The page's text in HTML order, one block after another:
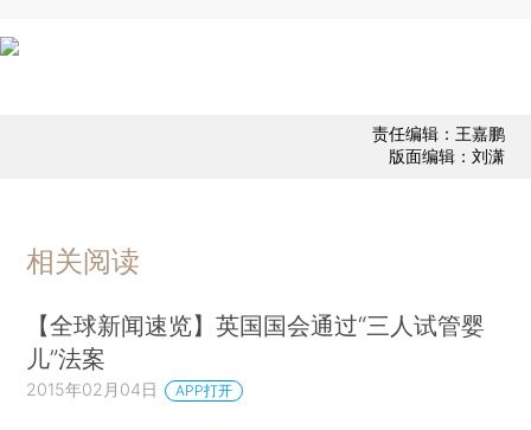
责任编辑：王嘉鹏
版面编辑：刘潇
相关阅读
【全球新闻速览】英国国会通过“三人试管婴
儿”法案
2015年02月04日 APP打开